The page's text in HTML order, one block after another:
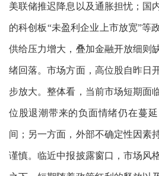
美联储推迟降息以及通胀担忧；国
的科创板“未盈利企业上市放宽”等
供给压力增大，叠加金融开放细则
绪回落。市场方面，高位股自昨日
步放大。整体看，当前市场短期面
位股退潮带来的负面情绪仍在蔓
间；另一方面，外部不确定性因素
谨慎。临近中报披露窗口，市场风